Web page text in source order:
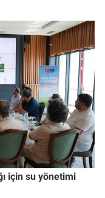
için su yönetimi